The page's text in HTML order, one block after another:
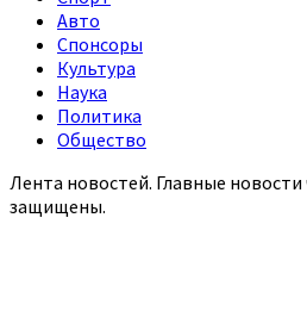
Авто
Спонсоры
Культура
Наука
Политика
Общество
Лента новостей. Главные новости
защищены.